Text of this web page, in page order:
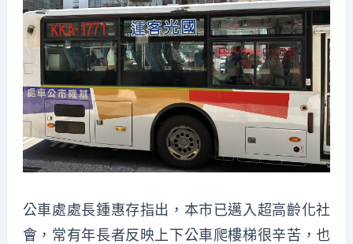
公車處處長鍾惠存指出，本市已邁入超高齡化社
會，常有年長者反映上下公車爬樓梯很辛苦，也